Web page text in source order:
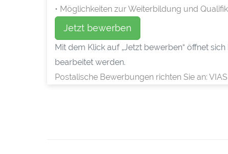
• Möglichkeiten zur Weiterbildung und
Jetzt bewerben
Mit dem Klick auf „Jetzt bewerben“ öffnet
bearbeitet werden.
Postalische Bewerbungen richten Sie an: